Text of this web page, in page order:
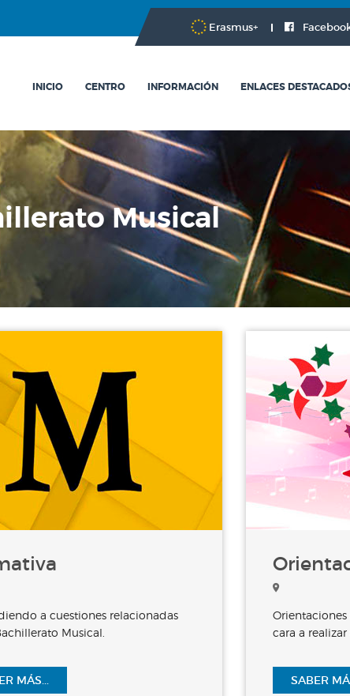
Erasmus+
INICIO CENTRO INFORMACIÓN ENLACES
Musical
a cuestiones relacionadas
Musical.
MÁS...
cara a
SABER